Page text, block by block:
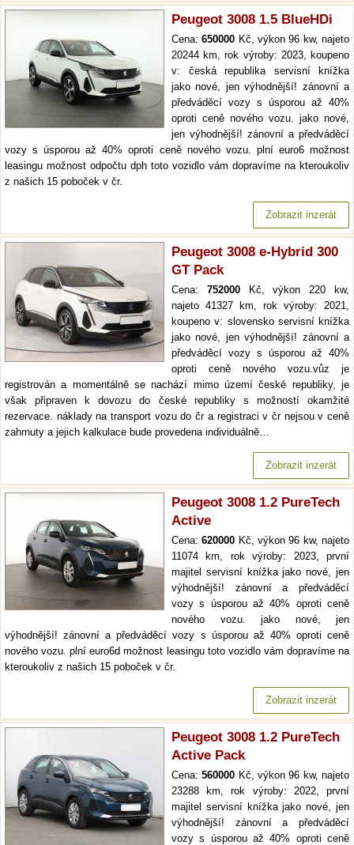
Peugeot 3008 1.5 BlueHDi
Cena:650000 Kč, výkon 96 kw, najeto
20244 km, rok výroby: 2023, koupeno
v: česká republika servisní knížka
jako nové, jen výhodnější! zánovní a
předváděcí vozy s úsporou až 40%
oproti ceně nového vozu. jako nové,
jen výhodnější! zánovní a předváděcí
vozy s úsporou až 40% oproti ceně nového vozu. plní euro6 možnost
leasingu možnost odpočtu dph toto vozidlo vám dopravíme na kteroukoliv
z našich 15 poboček v čr.
Zobrazit inzerát
Peugeot 3008 e-Hybrid 300
GT Pack
Cena: 752000Kč, výkon 220 kw,
najeto 41327 km, rok výroby: 2021,
koupeno v: slovensko servisní knížka
jako nové, jen výhodnější! zánovní a
předváděcí vozy s úsporou až 40%
oproti ceně nového vozu.vůz je
registrován a momentálně se nachází mimo území české republiky, je
však připraven k dovozu do české republiky s možností okamžité
rezervace. náklady na transport vozu do čr a registraci v čr nejsou v ceně
zahrnuty a jejich kalkulace bude provedena individuálně…
Zobrazit inzerát
Peugeot 3008 1.2 PureTech
Active
Cena:620000 Kč, výkon 96 kw, najeto
11074 km, rok výroby: 2023, první
majitel servisní knížka jako nové, jen
výhodnější! zánovní a předváděcí
vozy s úsporou až 40% oproti ceně
nového vozu. jako nové, jen
výhodnější! zánovní a předváděcí vozy s úsporou až 40% oproti ceně
nového vozu. plní euro6d možnost leasingu toto vozidlo vám dopravíme na
kteroukoliv z našich 15 poboček v čr.
Zobrazit inzerát
Peugeot 3008 1.2 PureTech
Active Pack
Cena:560000 Kč, výkon 96 kw, najeto
23288 km, rok výroby: 2022, první
majitel servisní knížka jako nové, jen
výhodnější! zánovní a předváděcí
vozy s úsporou až 40% oproti ceně